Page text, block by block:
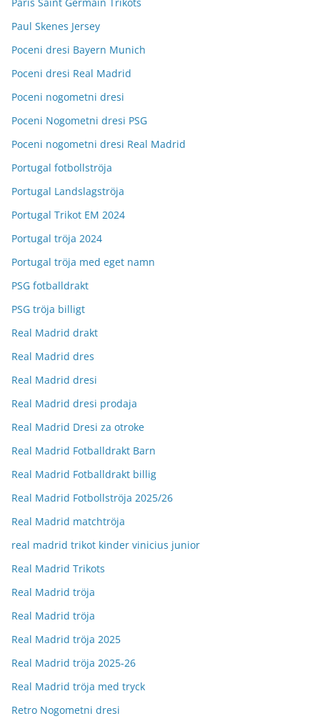
Paris Saint Germain Trikots
Paul Skenes Jersey
Poceni dresi Bayern Munich
Poceni dresi Real Madrid
Poceni nogometni dresi
Poceni Nogometni dresi PSG
Poceni nogometni dresi Real Madrid
Portugal fotbollströja
Portugal Landslagströja
Portugal Trikot EM 2024
Portugal tröja 2024
Portugal tröja med eget namn
PSG fotballdrakt
PSG tröja billigt
Real Madrid drakt
Real Madrid dres
Real Madrid dresi
Real Madrid dresi prodaja
Real Madrid Dresi za otroke
Real Madrid Fotballdrakt Barn
Real Madrid Fotballdrakt billig
Real Madrid Fotbollströja 2025/26
Real Madrid matchtröja
real madrid trikot kinder vinicius junior
Real Madrid Trikots
Real Madrid tröja
Real Madrid tröja
Real Madrid tröja 2025
Real Madrid tröja 2025-26
Real Madrid tröja med tryck
Retro Nogometni dresi